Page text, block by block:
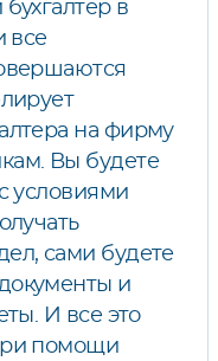
в
все
на фирму
Вы будете
условиями
сами будете
и
И все это
помощи